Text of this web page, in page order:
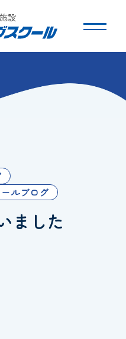
設
ルブログ
ました